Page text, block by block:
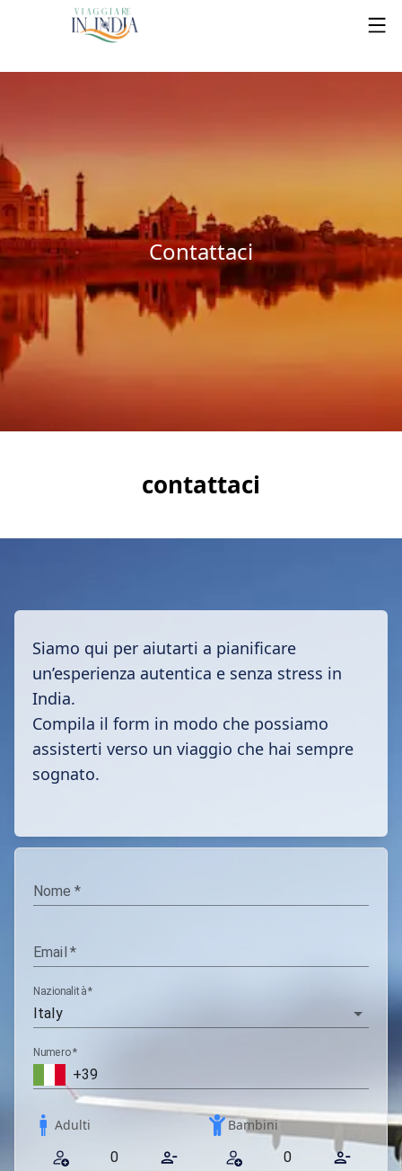
Contattaci
contattaci
Siamo qui per aiutarti a pianificare
un’esperienza autentica e senza stress in
India.
Compila il form in modo che possiamo
assisterti verso un viaggio che hai sempre
sognato.
Nome *
Email *
Nazionalità*
Numero*
Adulti Bambini